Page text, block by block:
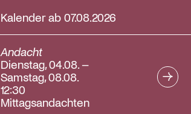
Kalender ab 07.08.2026
Andacht
Dienstag, 04.08. –
Samstag, 08.08.
12:30
Mittagsandachten